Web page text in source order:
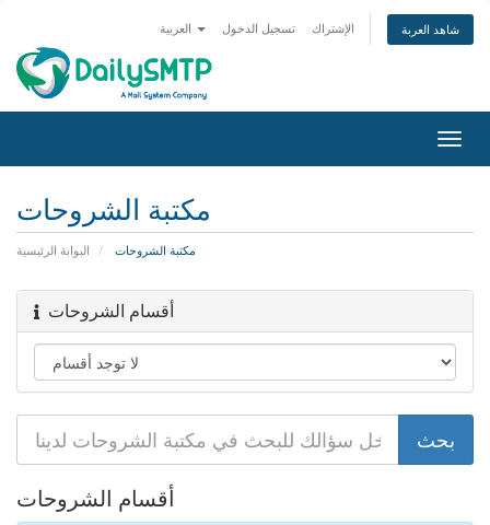
تسجيل الدخول الإشتراك شاهد العربة
مكتبة الشروحات
البوابة الرئيسية مكتبة الشروحات
أقسام الشروحات
أقسام الشروحات